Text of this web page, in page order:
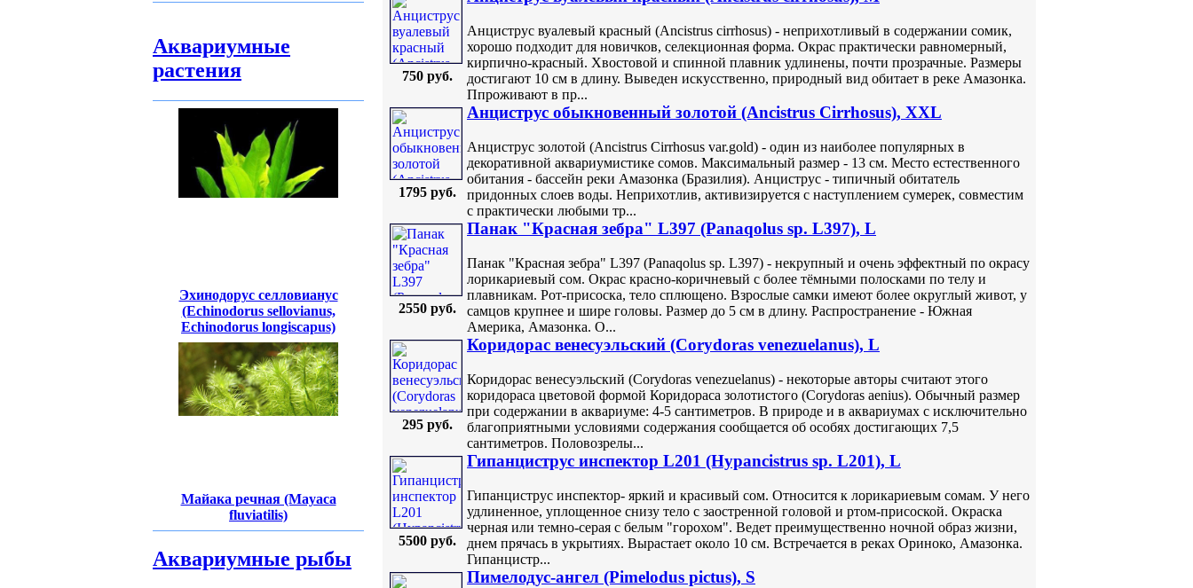
Аквариумные
растения
Эхинодорус селловианус
(Echinodorus sellovianus,
Echinodorus longiscapus)
Майака речная (Mayaca
fluviatilis)
Аквариумные рыбы
750 руб.
Анциструс вуалевый красный (Ancistrus cirrhosus) - неприхотливый в содержании сомик,
хорошо подходит для новичков, селекционная форма. Окрас практически равномерный,
кирпично-красный. Хвостовой и спинной плавник удлинены, почти прозрачные. Размеры
достигают 10 см в длину. Выведен искусственно, природный вид обитает в реке Амазонка.
Ппроживают в пр...
1795 руб.
Анциструс обыкновенный золотой (Ancistrus Cirrhosus), XXL
Анциструс золотой (Ancistrus Cirrhosus var.gold) - один из наиболее популярных в
декоративной аквариумистике сомов. Максимальный размер - 13 см. Место естественного
обитания - бассейн реки Амазонка (Бразилия). Анциструс - типичный обитатель
придонных слоев воды. Неприхотлив, активизируется с наступлением сумерек, совместим
с практически любыми тр...
2550 руб.
Панак "Красная зебра" L397 (Panaqolus sp. L397), L
Панак "Красная зебра" L397 (Panaqolus sp. L397) - некрупный и очень эффектный по окрасу
лорикариевый сом. Окрас красно-коричневый с более тёмными полосками по телу и
плавникам. Рот-присоска, тело сплющено. Взрослые самки имеют более округлый живот, у
самцов крупнее и шире головы. Размер до 5 см в длину. Распространение - Южная
Америка, Амазонка. О...
295 руб.
Коридорас венесуэльский (Corydoras venezuelanus), L
Коридорас венесуэльский (Corydoras venezuelanus) - некоторые авторы считают этого
коридораса цветовой формой Коридораса золотистого (Corydoras aenius). Обычный размер
при содержании в аквариуме: 4-5 сантиметров. В природе и в аквариумах с исключительно
благоприятными условиями содержания сообщается об особях достигающих 7,5
сантиметров. Половозрелы...
5500 руб.
Гипанциструс инспектор L201 (Hypancistrus sp. L201), L
Гипанциструс инспектор- яркий и красивый сом. Относится к лорикариевым сомам. У него
удлиненное, уплощенное снизу тело с заостренной головой и ртом-присоской. Окраска
черная или темно-серая с белым "горохом". Ведет преимущественно ночной образ жизни,
днем прячась в укрытиях. Вырастает около 10 см. Встречается в реках Ориноко, Амазонка.
Гипанцистр...
Пимелодус-ангел (Pimelodus pictus), S